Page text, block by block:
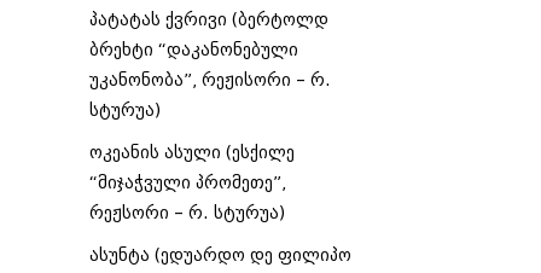
პატატას ქვრივი (ბერტოლდ
ბრეხტი “დაკანონებული
უკანონობა”, რეჟისორი – რ.
სტურუა)
ოკეანის ასული (ესქილე
“მიჯაჭვული პრომეთე”,
რეჟსორი – რ. სტურუა)
ასუნტა (ედუარდო დე ფილიპო